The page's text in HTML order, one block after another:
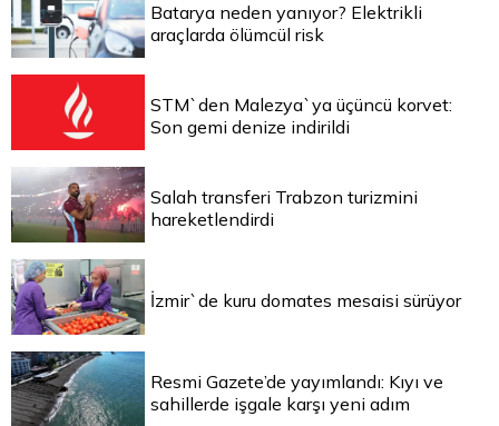
Batarya neden yanıyor? Elektrikli
araçlarda ölümcül risk
STM`den Malezya`ya üçüncü korvet:
Son gemi denize indirildi
Salah transferi Trabzon turizmini
hareketlendirdi
İzmir`de kuru domates mesaisi sürüyor
Resmi Gazete’de yayımlandı: Kıyı ve
sahillerde işgale karşı yeni adım